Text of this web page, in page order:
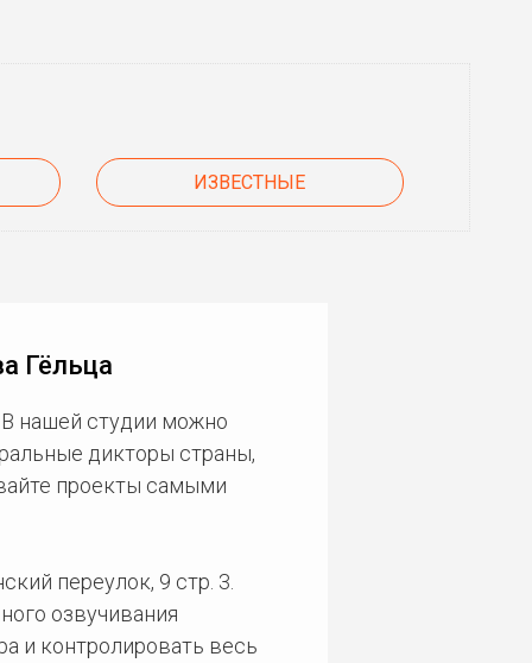
ИЗВЕСТНЫЕ
Гёльца
нашей студии можно
дикторы страны,
проекты самыми
переулок, 9 стр. 3.
озвучивания
и контролировать весь